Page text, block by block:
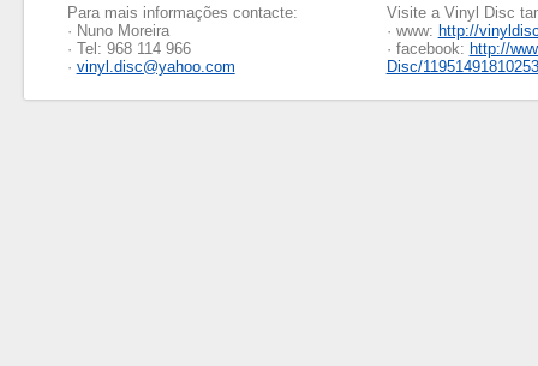
Para mais informações contacte:
· Nuno Moreira
· Tel: 968 114 966
· vinyl.disc@yahoo.com
Visite a Vinyl Disc
· www: http://
· facebook: http://
Disc/